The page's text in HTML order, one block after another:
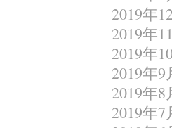
2019年
2019年
2019年
2019年9
2019年8
2019年7